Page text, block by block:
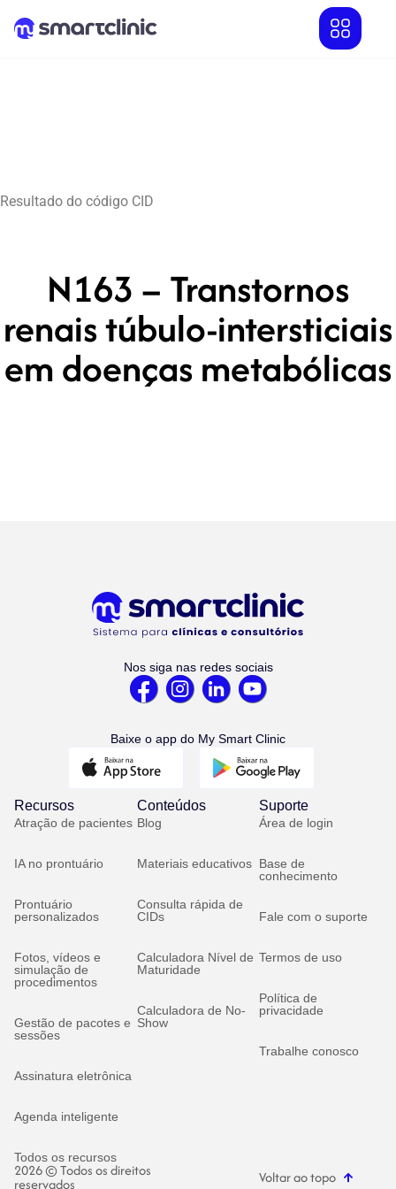
Resultado do código CID
N163 – Transtornos
renais túbulo-intersticiais
em doenças metabólicas
Nos siga nas redes sociais
Baixe o app do My Smart Clinic
Recursos
Atração de pacientes
IA no prontuário
Prontuário
personalizados
Fotos, vídeos e
simulação de
procedimentos
Gestão de pacotes e
sessões
Assinatura eletrônica
Agenda inteligente
Todos os recursos
Conteúdos
Blog
Materiais educativos
Consulta rápida de
CIDs
Calculadora Nível de
Maturidade
Calculadora de No-
Show
Suporte
Área de login
Base de
conhecimento
Fale com o suporte
Termos de uso
Política de
privacidade
Trabalhe conosco
2026 © Todos os direitos
reservados Voltar ao topo